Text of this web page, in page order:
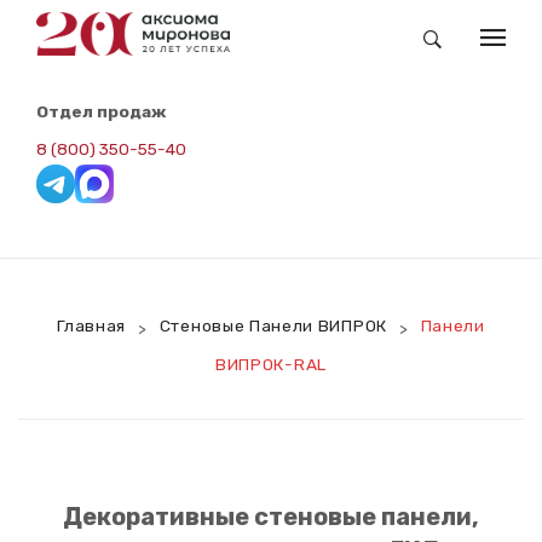
Заказные Обои Newmor
Отдел продаж
8 (800) 350-55-40
Главная > Стеновые Панели ВИПРОК >
Панели
ВИПРОК-RAL
Декоративные стеновые панели,